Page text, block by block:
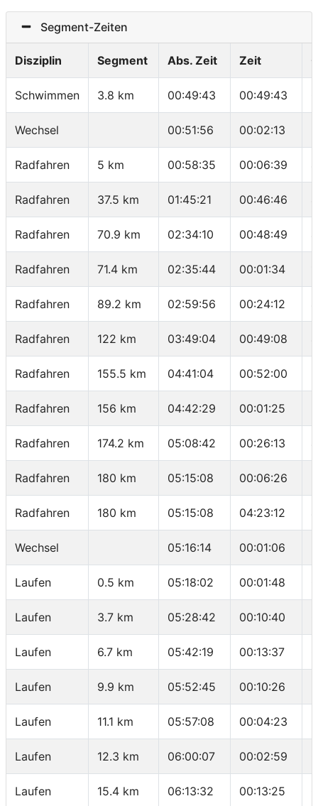
Segment-Zeiten
Disziplin Segment Abs. Zeit Zeit
Schwimmen 3.8 km 00:49:43 00:49:43
Wechsel 00:51:56 00:02:13
Radfahren 5 km 00:58:35 00:06:39
Radfahren 37.5 km 01:45:21 00:46:46
Radfahren 70.9 km 02:34:10 00:48:49
Radfahren 71.4 km 02:35:44 00:01:34
Radfahren 89.2 km 02:59:56 00:24:12
Radfahren 122 km 03:49:04 00:49:08
Radfahren 155.5 km 04:41:04 00:52:00
Radfahren 156 km 04:42:29 00:01:25
Radfahren 174.2 km 05:08:42 00:26:13
Radfahren 180 km 05:15:08 00:06:26
Radfahren 180 km 05:15:08 04:23:12
Wechsel 05:16:14 00:01:06
Laufen 0.5 km 05:18:02 00:01:48
Laufen 3.7 km 05:28:42 00:10:40
Laufen 6.7 km 05:42:19 00:13:37
Laufen 9.9 km 05:52:45 00:10:26
Laufen 11.1 km 05:57:08 00:04:23
Laufen 12.3 km 06:00:07 00:02:59
Laufen 15.4 km 06:13:32 00:13:25